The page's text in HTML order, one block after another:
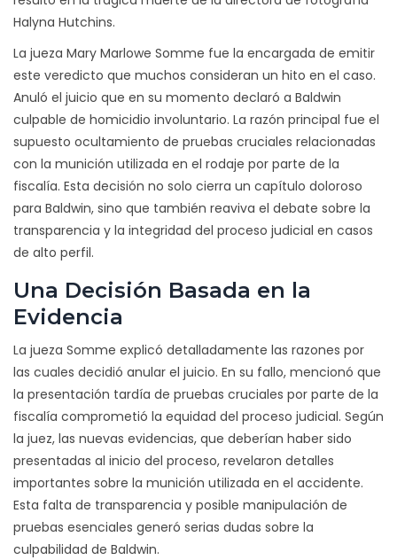
Halyna Hutchins.
La jueza Mary Marlowe Somme fue la encargada de emitir
este veredicto que muchos consideran un hito en el caso.
Anuló el juicio que en su momento declaró a Baldwin
culpable de homicidio involuntario. La razón principal fue el
supuesto ocultamiento de pruebas cruciales relacionadas
con la munición utilizada en el rodaje por parte de la
fiscalía. Esta decisión no solo cierra un capítulo doloroso
para Baldwin, sino que también reaviva el debate sobre la
transparencia y la integridad del proceso judicial en casos
de alto perfil.
Una Decisión Basada en la
Evidencia
La jueza Somme explicó detalladamente las razones por
las cuales decidió anular el juicio. En su fallo, mencionó que
la presentación tardía de pruebas cruciales por parte de la
fiscalía comprometió la equidad del proceso judicial. Según
la juez, las nuevas evidencias, que deberían haber sido
presentadas al inicio del proceso, revelaron detalles
importantes sobre la munición utilizada en el accidente.
Esta falta de transparencia y posible manipulación de
pruebas esenciales generó serias dudas sobre la
culpabilidad de Baldwin.